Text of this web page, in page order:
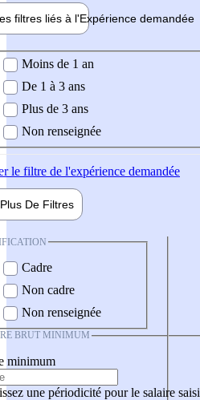
filtres liés à l'Expérience demandée
demandée
Moins de 1 an
De 1 à 3 ans
Plus de 3 ans
Non renseignée
le filtre de l'expérience demandée
Plus De Filtres
Cadre
Non cadre
Non renseignée
BRUT MINIMUM
minimum
une périodicité pour le salaire saisi